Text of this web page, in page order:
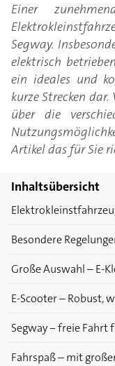
Einer
Segway.
elektrisch
ein ideales und
kurze Strecken
über die
Artikel das für Sie
Inhaltsübersicht
Besondere
Große Auswahl – E-
E-Scooter – Robust,
Segway ‒ freie Fahrt
Fahrspaß ­– mit